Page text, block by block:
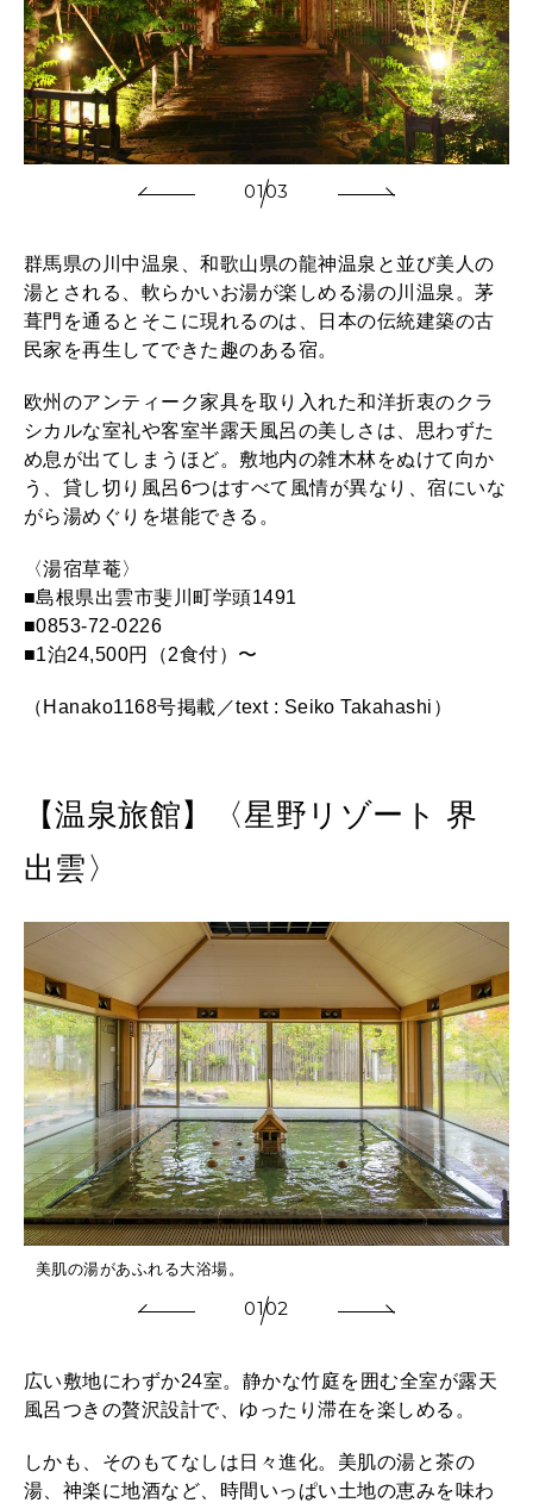
0103
群馬県の川中温泉、和歌山県の龍神温泉と並び美人の
湯とされる、軟らかいお湯が楽しめる湯の川温泉。茅
葺門を通るとそこに現れるのは、日本の伝統建築の古
民家を再生してできた趣のある宿。
欧州のアンティーク家具を取り入れた和洋折衷のクラ
シカルな室礼や客室半露天風呂の美しさは、思わずた
め息が出てしまうほど。敷地内の雑木林をぬけて向か
う、貸し切り風呂6つはすべて風情が異なり、宿にいな
がら湯めぐりを堪能できる。
〈湯宿草菴〉
■島根県出雲市斐川町学頭1491
■0853-72-0226
■1泊24,500円（2食付）〜
（Hanako1168号掲載／text : Seiko Takahashi）
【温泉旅館】〈星野リゾート 界
出雲〉
美肌の湯があふれる大浴場。
0102
広い敷地にわずか24室。静かな竹庭を囲む全室が露天
風呂つきの贅沢設計で、ゆったり滞在を楽しめる。
しかも、そのもてなしは日々進化。美肌の湯と茶の
湯、神楽に地酒など、時間いっぱい土地の恵みを味わ